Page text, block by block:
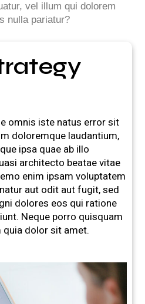
vel illum qui dolorem
nulla pariatur?
omnis iste natus error sit
doloremque laudantium,
ipsa quae ab illo
architecto beatae vitae
enim ipsam voluptatem
aut odit aut fugit, sed
dolores eos qui ratione
Neque porro quisquam
dolor sit amet.